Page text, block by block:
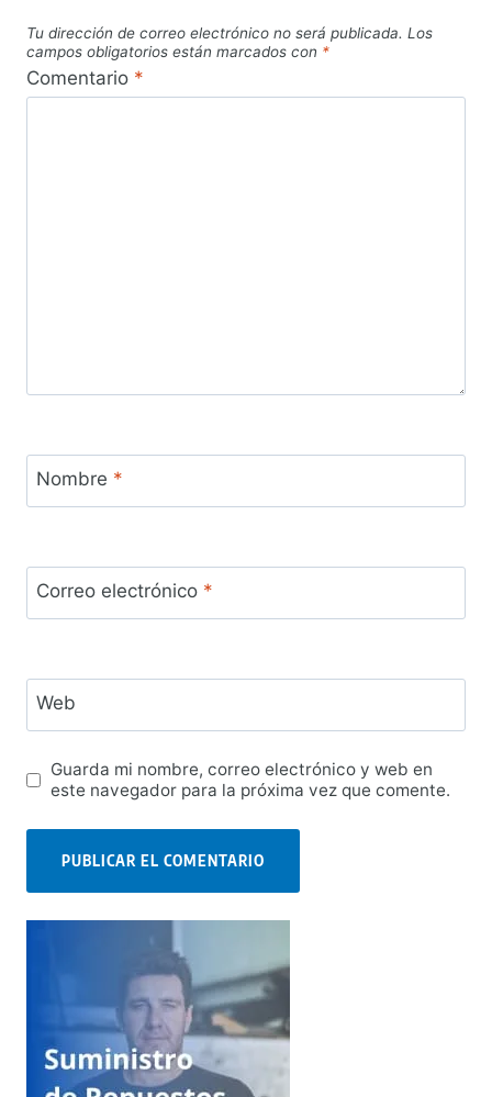
Tu dirección de correo electrónico no será publicada. Los
campos obligatorios están marcados con *
Comentario *
Nombre *
Correo electrónico *
Web
Guarda mi nombre, correo electrónico y web en
este navegador para la próxima vez que comente.